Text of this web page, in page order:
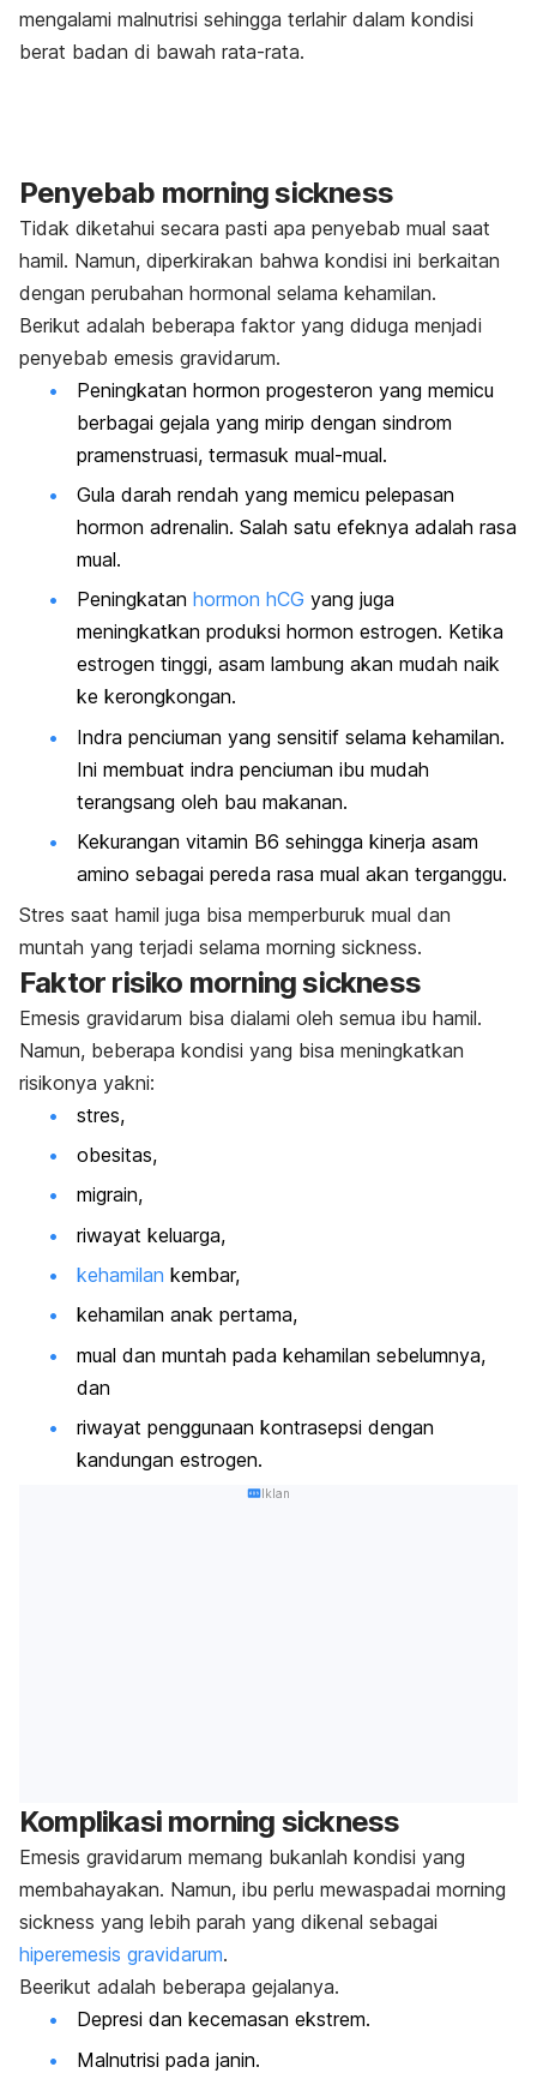
mengalami malnutrisi sehingga terlahir dalam kondisi
berat badan di bawah rata-rata.
Penyebab morning sickness
Tidak diketahui secara pasti apa penyebab mual saat
hamil. Namun, diperkirakan bahwa kondisi ini berkaitan
dengan perubahan hormonal selama kehamilan.
Berikut adalah beberapa faktor yang diduga menjadi
penyebab emesis gravidarum.
Peningkatan hormon progesteron yang memicu
berbagai gejala yang mirip dengan sindrom
pramenstruasi, termasuk mual-mual.
Gula darah rendah yang memicu pelepasan
hormon adrenalin. Salah satu efeknya adalah rasa
mual.
Peningkatan hormon hCG yang juga
meningkatkan produksi hormon estrogen. Ketika
estrogen tinggi, asam lambung akan mudah naik
ke kerongkongan.
Indra penciuman yang sensitif selama kehamilan.
Ini membuat indra penciuman ibu mudah
terangsang oleh bau makanan.
Kekurangan vitamin B6 sehingga kinerja asam
amino sebagai pereda rasa mual akan terganggu.
Stres saat hamil juga bisa memperburuk mual dan
muntah yang terjadi selama morning sickness.
Faktor risiko morning sickness
Emesis gravidarum bisa dialami oleh semua ibu hamil.
Namun, beberapa kondisi yang bisa meningkatkan
risikonya yakni:
stres,
obesitas,
migrain,
riwayat keluarga,
kehamilan kembar,
kehamilan anak pertama,
mual dan muntah pada kehamilan sebelumnya,
dan
riwayat penggunaan kontrasepsi dengan
kandungan estrogen.
Iklan
Komplikasi morning sickness
Emesis gravidarum memang bukanlah kondisi yang
membahayakan. Namun, ibu perlu mewaspadai morning
sickness yang lebih parah yang dikenal sebagai
hiperemesis gravidarum.
Beerikut adalah beberapa gejalanya.
Depresi dan kecemasan ekstrem.
Malnutrisi pada janin.